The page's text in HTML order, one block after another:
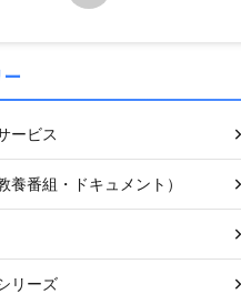
ービス
養番組・ドキュメント）
リーズ